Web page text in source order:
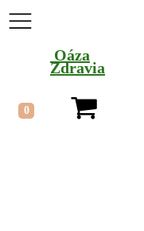
Oáza
Zdravia